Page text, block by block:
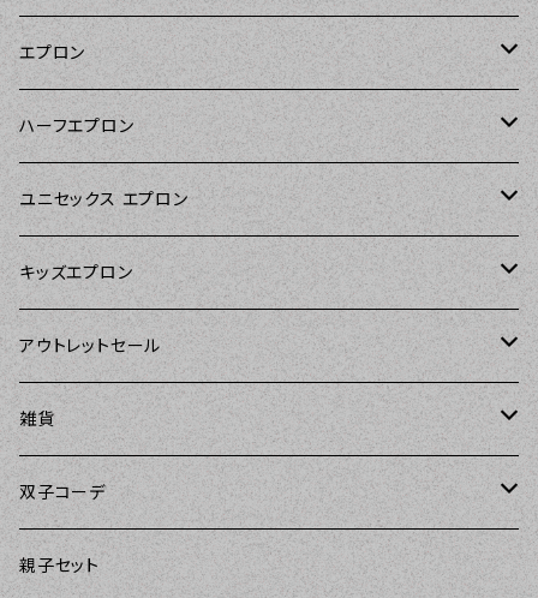
エプロン
Kitsch'n Glam（キッチングラム）
Sierra Rose（シエラローズ）
Tarantinalovers（タランティーナ ラバーズ）
The Sunday Girl（ザサンデーガール）
Carolyn's Kitchen（キャロリンズキッチン）
Sugar baby aprons（シュガーベイビー）
DII（ディーアイアイ）
ハーフエプロン
Sierra Rose（シエラローズ）
ユニセックス エプロン
DII（ディーアイアイ）
Sierra Rose（シエラローズ）
amorico（アモリコ）
キッズエプロン
Sierra Rose（シエラローズ）
The Sunday Girl（ザサンデーガール）
ASD Living（エーエスディーリビング）
Kitsch'n Glam（キッチングラム）
アウトレットセール
エプロン
Kitsch'n Glam（キッチングラム）
Sierra Rose（シエラローズ）
雑貨
amorico（アモリコ）
雑貨
amorico（アモリコ）
The Sunday Girl（ザサンデーガール）
双子コーデ
The Sunday Girl（サンデーガール）
親子セット